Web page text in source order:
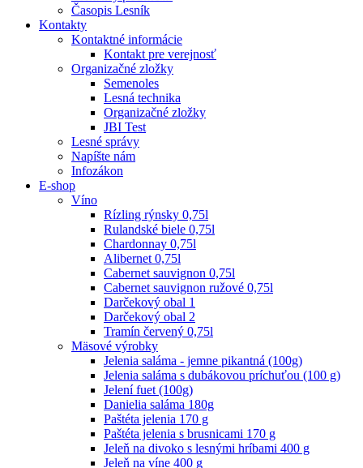
Časopis Lesník
Kontakty
Kontaktné informácie
Kontakt pre verejnosť
Organizačné zložky
Semenoles
Lesná technika
Organizačné zložky
JBI Test
Lesné správy
Napíšte nám
Infozákon
E-shop
Víno
Rízling rýnsky 0,75l
Rulandské biele 0,75l
Chardonnay 0,75l
Alibernet 0,75l
Cabernet sauvignon 0,75l
Cabernet sauvignon ružové 0,75l
Darčekový obal 1
Darčekový obal 2
Tramín červený 0,75l
Mäsové výrobky
Jelenia saláma - jemne pikantná (100g)
Jelenia saláma s dubákovou príchuťou (100 g)
Jelení fuet (100g)
Danielia saláma 180g
Paštéta jelenia 170 g
Paštéta jelenia s brusnicami 170 g
Jeleň na divoko s lesnými hríbami 400 g
Jeleň na víne 400 g